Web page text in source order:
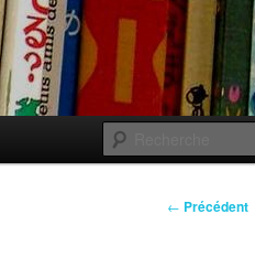
Navigation
← Précédent